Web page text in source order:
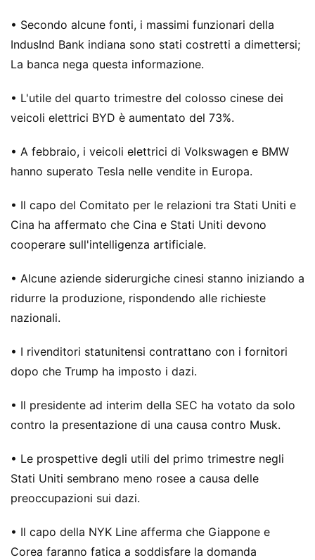
• Secondo alcune fonti, i massimi funzionari della
IndusInd Bank indiana sono stati costretti a dimettersi;
La banca nega questa informazione.
• L'utile del quarto trimestre del colosso cinese dei
veicoli elettrici BYD è aumentato del 73%.
• A febbraio, i veicoli elettrici di Volkswagen e BMW
hanno superato Tesla nelle vendite in Europa.
• Il capo del Comitato per le relazioni tra Stati Uniti e
Cina ha affermato che Cina e Stati Uniti devono
cooperare sull'intelligenza artificiale.
• Alcune aziende siderurgiche cinesi stanno iniziando a
ridurre la produzione, rispondendo alle richieste
nazionali.
• I rivenditori statunitensi contrattano con i fornitori
dopo che Trump ha imposto i dazi.
• Il presidente ad interim della SEC ha votato da solo
contro la presentazione di una causa contro Musk.
• Le prospettive degli utili del primo trimestre negli
Stati Uniti sembrano meno rosee a causa delle
preoccupazioni sui dazi.
• Il capo della NYK Line afferma che Giappone e
Corea faranno fatica a soddisfare la domanda